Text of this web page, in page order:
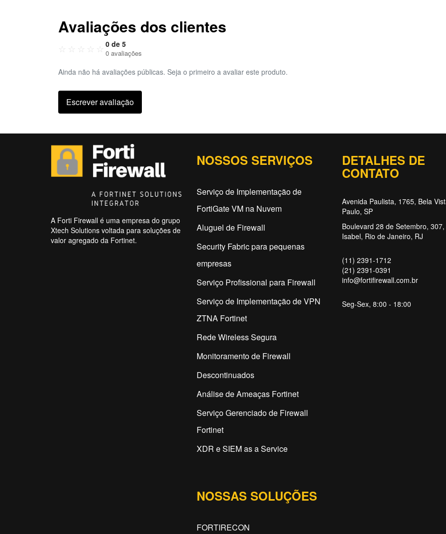
Avaliações dos clientes
☆ ☆ ☆ ☆ ☆ 0 de 5
0 avaliações
Ainda não há avaliações públicas. Seja o primeiro a avaliar este produto.
Escrever avaliação
A Forti Firewall é uma empresa do grupo
Xtech Solutions voltada para soluções de
valor agregado da Fortinet.
NOSSOS SERVIÇOS
Serviço de Implementação de
FortiGate VM na Nuvem
Aluguel de Firewall
Security Fabric para pequenas
empresas
Serviço Profissional para Firewall
Serviço de Implementação de VPN
ZTNA Fortinet
Rede Wireless Segura
Monitoramento de Firewall
Descontinuados
Análise de Ameaças Fortinet
Serviço Gerenciado de Firewall
Fortinet
XDR e SIEM as a Service
NOSSAS SOLUÇÕES
FORTIRECON
DETALHES DE
CONTATO
Avenida Paulista, 1765, Bela
Paulo, SP
Boulevard 28 de Setembro,
Isabel, Rio de Janeiro, RJ
(11) 2391-1712
(21) 2391-0391
info@fortifirewall.com.br
Seg-Sex, 8:00 - 18:00